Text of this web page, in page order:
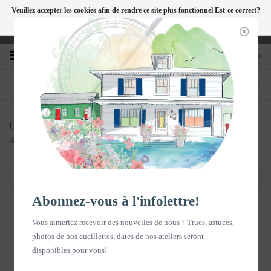
FC
Heures d'ouverture : Disponible sur Google
0
TÉLÉPHONE
418-240-6181
BOUTIQUE
1603, chemin des Coudriers, L'Isle-aux-
Coudres
Calendrier
Accueil Souvenirs en images/Papeterie/Calendrier
Veuillez accepter les cookies afin de rendre ce site plus fonctionnel Est-ce correct?
Non En savoir plus sur les témoins (cookies) »
Abonnez-vous à l'infolettre!
Vous aimeriez recevoir des nouvelles de nous ? Trucs, astuces,
photos de nos cueillettes, dates de nos ateliers seront
disponibles pour vous!